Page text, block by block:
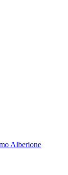
Alberione